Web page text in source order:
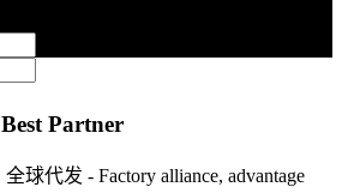
Partner
球代发 - Factory alliance, advantage